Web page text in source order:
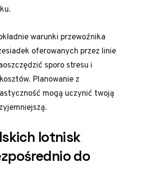
warunki przewoźnika
oferowanych przez linie
sporo stresu i
Planowanie z
mogą uczynić twoją
lotnisk
do